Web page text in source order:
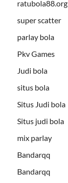
ratubola88.org
super scatter
parlay bola
Pkv Games
Judi bola
situs bola
Situs Judi bola
Situs judi bola
mix parlay
Bandarqq
Bandarqq